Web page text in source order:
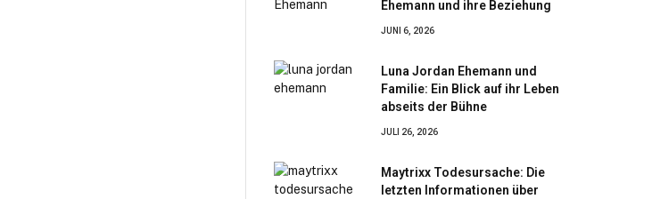
Ehemann und ihre Beziehung
JUNI 6, 2026
Luna Jordan Ehemann und
Familie: Ein Blick auf ihr Leben
abseits der Bühne
JULI 26, 2026
Maytrixx Todesursache: Die
letzten Informationen über